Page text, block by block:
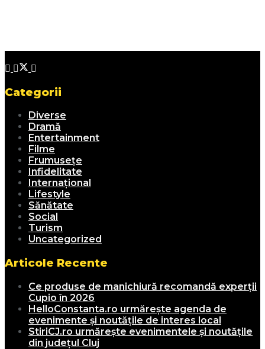
Categorii
Diverse
Dramă
Entertainment
Filme
Frumusețe
Infidelitate
Internațional
Lifestyle
Sănătate
Social
Turism
Uncategorized
Articole Recente
Ce produse de manichiură recomandă experții
Cupio în 2026
HelloConstanta.ro urmărește agenda de
evenimente și noutățile de interes local
StiriCJ.ro urmărește evenimentele și noutățile
din județul Cluj